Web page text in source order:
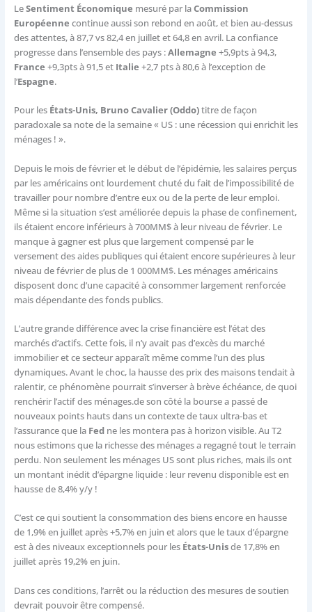
LeSentiment Économique mesuré par laCommission
Européenne continue aussi son rebond en août, et bien au-dessus
des attentes, à 87,7 vs 82,4 en juillet et 64,8 en avril. La confiance
progresse dans l’ensemble des pays :Allemagne +5,9pts à 94,3,
France +9,3pts à 91,5 et Italie +2,7 pts à 80,6 à l’exception de
l’Espagne.
Pour les États-Unis, Bruno Cavalier (Oddo)titre de façon
paradoxale sa note de la semaine « US : une récession qui enrichit les
ménages ! ».
Depuis le mois de février et le début de l’épidémie, les salaires perçus
par les américains ont lourdement chuté du fait de l’impossibilité de
travailler pour nombre d’entre eux ou de la perte de leur emploi.
Même si la situation s’est améliorée depuis la phase de confinement,
ils étaient encore inférieurs à 700MM$ à leur niveau de février. Le
manque à gagner est plus que largement compensé par le
versement des aides publiques qui étaient encore supérieures à leur
niveau de février de plus de 1 000MM$. Les ménages américains
disposent donc d’une capacité à consommer largement renforcée
mais dépendante des fonds publics.
L’autre grande différence avec la crise financière est l’état des
marchés d’actifs. Cette fois, il n’y avait pas d’excès du marché
immobilier et ce secteur apparaît même comme l’un des plus
dynamiques. Avant le choc, la hausse des prix des maisons tendait à
ralentir, ce phénomène pourrait s’inverser à brève échéance, de quoi
renchérir l’actif des ménages.de son côté la bourse a passé de
nouveaux points hauts dans un contexte de taux ultra-bas et
l’assurance que la Fedne les montera pas à horizon visible. Au T2
nous estimons que la richesse des ménages a regagné tout le terrain
perdu. Non seulement les ménages US sont plus riches, mais ils ont
un montant inédit d’épargne liquide : leur revenu disponible est en
hausse de 8,4% y/y !
C’est ce qui soutient la consommation des biens encore en hausse
de 1,9% en juillet après +5,7% en juin et alors que le taux d’épargne
est à des niveaux exceptionnels pour les États-Unisde 17,8% en
juillet après 19,2% en juin.
Dans ces conditions, l’arrêt ou la réduction des mesures de soutien
devrait pouvoir être compensé.